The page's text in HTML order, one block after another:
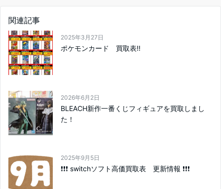
関連記事
2025年3月27日
ポケモンカード 買取表‼
2026年6月2日
BLEACH新作一番くじフィギュアを買取しまし
た！
2025年9月5日
❗❗❗ switchソフト高価買取表 更新情報 ❗❗❗